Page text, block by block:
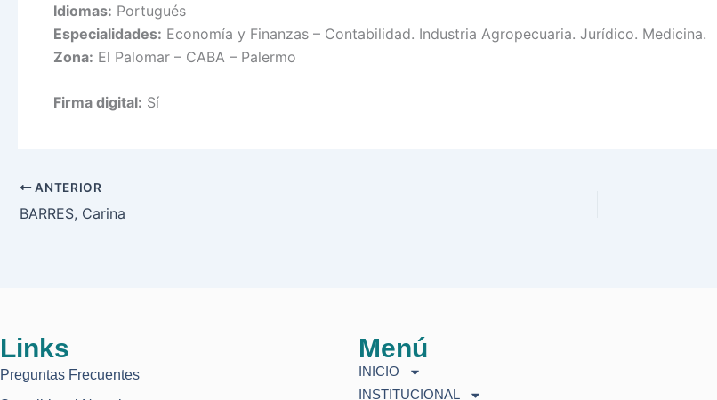
Idiomas: Portugués
Especialidades: Economía y Finanzas – Contabilidad. Industria Agropecuaria. Jurídico. Medicina.
Zona: El Palomar – CABA – Palermo
Firma digital: Sí
ANTERIOR
BARRES, Carina
Links
Preguntas Frecuentes
Menú
INICIO
INSTITUCIONAL